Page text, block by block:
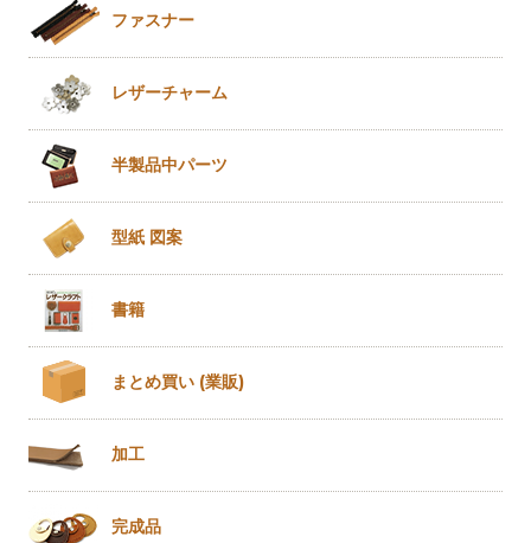
ファスナー
レザーチャーム
半製品中パーツ
型紙 図案
書籍
まとめ買い (業販)
加工
完成品